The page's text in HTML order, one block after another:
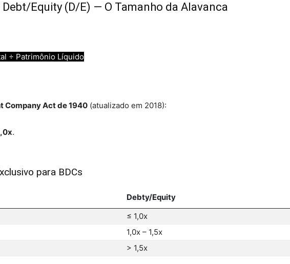
Equity (D/E) — O Tamanho da Alavanca
÷ Patrimônio Líquido
Company Act de 1940 (atualizado em 2018):
.
para BDCs
Debty/Equity
≤ 1,0x
1,0x – 1,5x
> 1,5x